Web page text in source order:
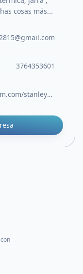
cosas más...
3764353601
https://www.instagram.com/stanley_sanluis?igsh=b3BnMXhhYjIyZjhj